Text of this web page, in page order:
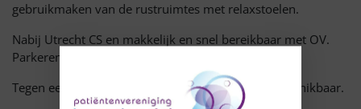
gebruikmaken van de rustruimtes met relaxstoelen.
Nabij Utrecht CS en makkelijk en snel bereikbaar met OV.
Parkeren in de buurt is lastig, maar gratis.
Tegen een kleine vergoeding is er soep en tosti beschikbaar.